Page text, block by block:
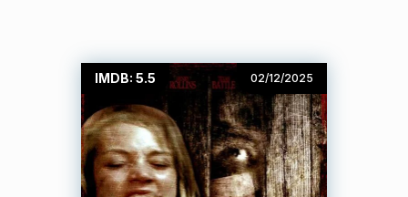
IMDB: 5.5 02/12/2025